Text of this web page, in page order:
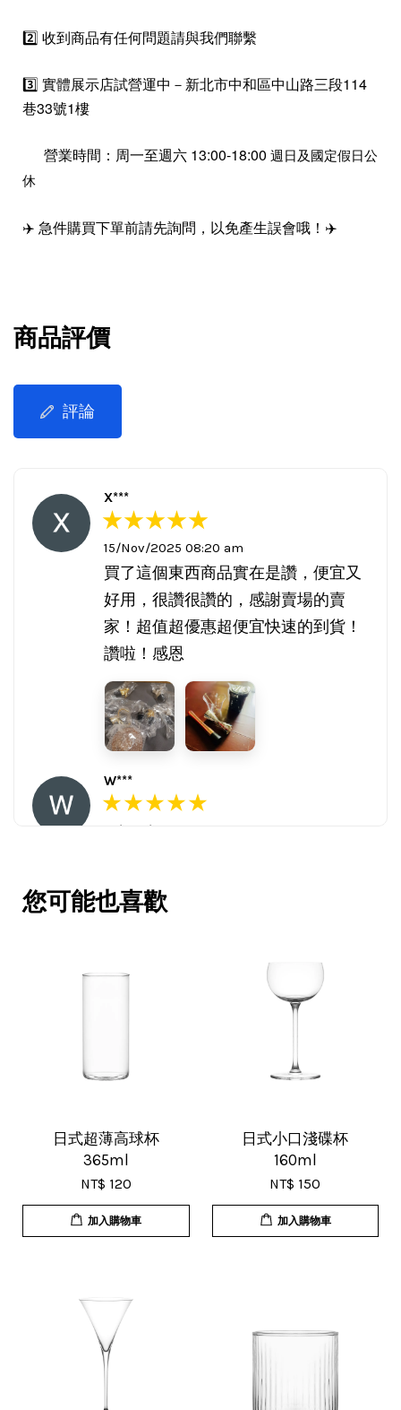
2️⃣ 收到商品有任何問題請與我們聯繫
3️⃣ 實體展示店試營運中－新北市中和區中山路三段114
巷33號1樓
營業時間：周一至週六 13:00-18:00 週日及國定假日公
休
✈️ 急件購買下單前請先詢問，以免產生誤會哦！✈️
商品評價
評論
X***
15/Nov/2025 08:20 am
買了這個東西商品實在是讚，便宜又
好用，很讚很讚的，感謝賣場的賣
家！超值超優惠超便宜快速的到貨！
讚啦！感恩
W***
16/Nov/2025 03:45 pm
這購買。希望賣家能多選賣更多商
超用心的包裝，非常好用的產品，謝
謝賣家，價格超優惠，CP值超高，推
薦給大家！
U***
18/Nov/2025 07:35 pm
杯子的品質非常好、寄出很快速很有
您可能也喜歡
日式超薄高球杯
365ml
NT$ 120
加入購物車
日式小口淺碟杯
160ml
NT$ 150
加入購物車